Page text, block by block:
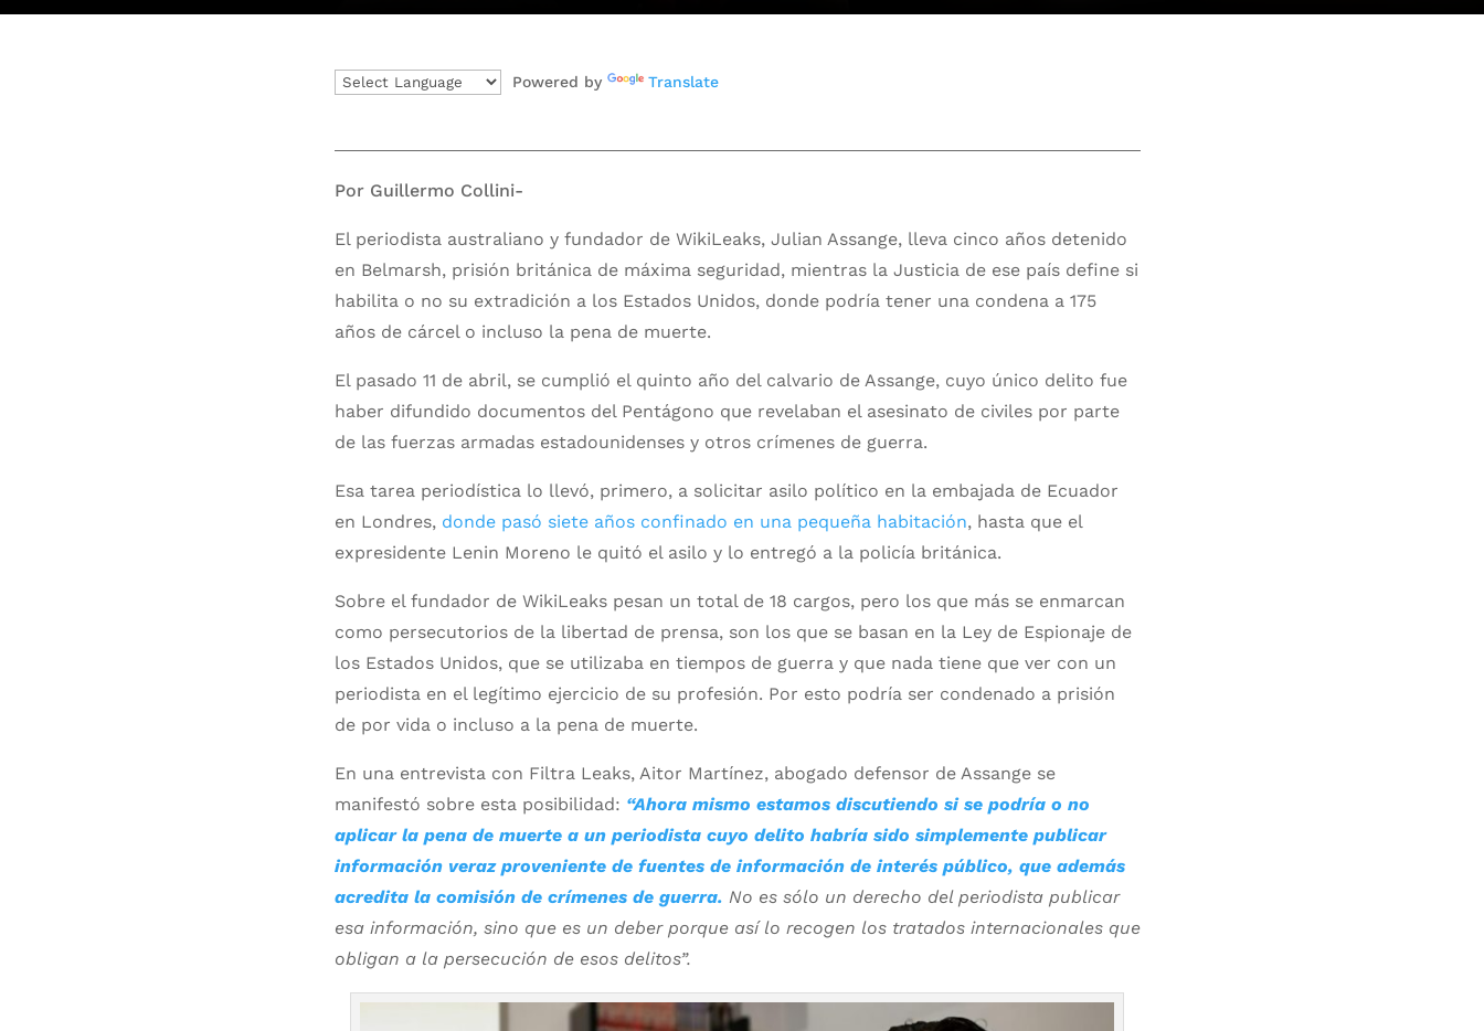
Powered by Translate
Por Guillermo Collini-
El periodista australiano y fundador de WikiLeaks, Julian Assange, lleva cinco años detenido
en Belmarsh, prisión británica de máxima seguridad, mientras la Justicia de ese país define si
habilita o no su extradición a los Estados Unidos, donde podría tener una condena a 175
años de cárcel o incluso la pena de muerte.
El pasado 11 de abril, se cumplió el quinto año del calvario de Assange, cuyo único delito fue
haber difundido documentos del Pentágono que revelaban el asesinato de civiles por parte
de las fuerzas armadas estadounidenses y otros crímenes de guerra.
Esa tarea periodística lo llevó, primero, a solicitar asilo político en la embajada de Ecuador
en Londres, donde pasó siete años confinado en una pequeña habitación, hasta que el
expresidente Lenin Moreno le quitó el asilo y lo entregó a la policía británica.
Sobre el fundador de WikiLeaks pesan un total de 18 cargos, pero los que más se enmarcan
como persecutorios de la libertad de prensa, son los que se basan en la Ley de Espionaje de
los Estados Unidos, que se utilizaba en tiempos de guerra y que nada tiene que ver con un
periodista en el legítimo ejercicio de su profesión. Por esto podría ser condenado a prisión
de por vida o incluso a la pena de muerte.
En una entrevista con Filtra Leaks, Aitor Martínez, abogado defensor de Assange se
manifestó sobre esta posibilidad: “Ahora mismo estamos discutiendo si se podría o no
aplicar la pena de muerte a un periodista cuyo delito habría sido simplemente publicar
información veraz proveniente de fuentes de información de interés público, que además
acredita la comisión de crímenes de guerra. No es sólo un derecho del periodista publicar
esa información, sino que es un deber porque así lo recogen los tratados internacionales que
obligan a la persecución de esos delitos”.